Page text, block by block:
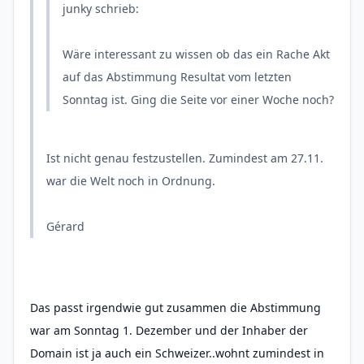
junky schrieb:
Wäre interessant zu wissen ob das ein Rache Akt
auf das Abstimmung Resultat vom letzten
Sonntag ist. Ging die Seite vor einer Woche noch?
Ist nicht genau festzustellen. Zumindest am 27.11.
war die Welt noch in Ordnung.
Gérard
Das passt irgendwie gut zusammen die Abstimmung
war am Sonntag 1. Dezember und der Inhaber der
Domain ist ja auch ein Schweizer..wohnt zumindest in